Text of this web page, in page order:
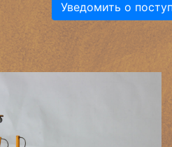
Уведомить о